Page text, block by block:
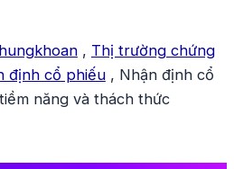
, Thị trường chứng
định cổ phiếu, Nhận định cổ
năng và thách thức